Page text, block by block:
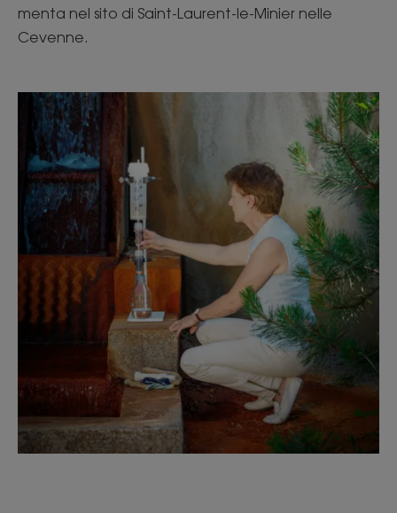
menta nel sito di Saint-Laurent-le-Minier nelle
Cevenne.